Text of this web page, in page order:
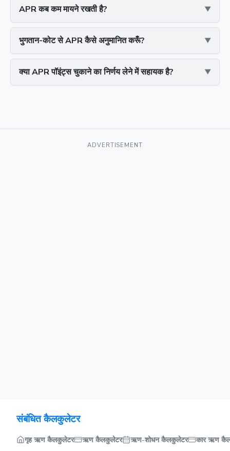
APR कब कम मायने रखती है?
भुगतान-कोट से APR कैसे अनुमानित करूँ?
क्या APR पॉइंट्स चुकाने का निर्णय लेने में सहायक है?
ADVERTISEMENT
संबंधित कैलकुलेटर
गृह ऋण कैलकुलेटर ऋण कैलकुलेटर ऋण-शोधन कैलकुलेटर कार ऋण